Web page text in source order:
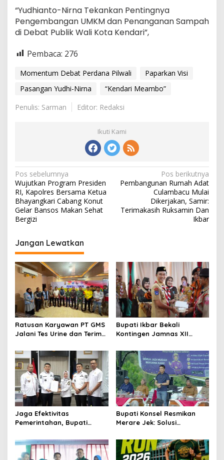
“Yudhianto-Nirna Tekankan Pentingnya
Pengembangan UMKM dan Penanganan Sampah
di Debat Publik Wali Kota Kendari”,
Pembaca: 276
Momentum Debat Perdana Pilwali
Paparkan Visi
Pasangan Yudhi-Nirna
“Kendari Meambo”
Penulis: Sarman
Editor: Redaksi
Ikuti Kami
Navigasi
pos
Pos sebelumnya
Wujutkan Program Presiden
RI, Kapolres Bersama Ketua
Bhayangkari Cabang Konut
Gelar Bansos Makan Sehat
Bergizi
Pos berikutnya
Pembangunan Rumah Adat
Culambacu Mulai
Dikerjakan, Samir:
Terimakasih Ruksamin Dan
Ikbar
Jangan Lewatkan
Ratusan Karyawan PT GMS
Jalani Tes Urine dan Terima
Kendari
Bupati Ikbar Bekali
Kontingen Jamnas XII
Kepemimpinan Dan
Nasionalisme
Jaga Efektivitas
Pemerintahan, Bupati
Tunjuk Narlian Jadi Plh
Sekda
Bupati Konsel Resmikan
Merare Jek: Solusi
Lokal